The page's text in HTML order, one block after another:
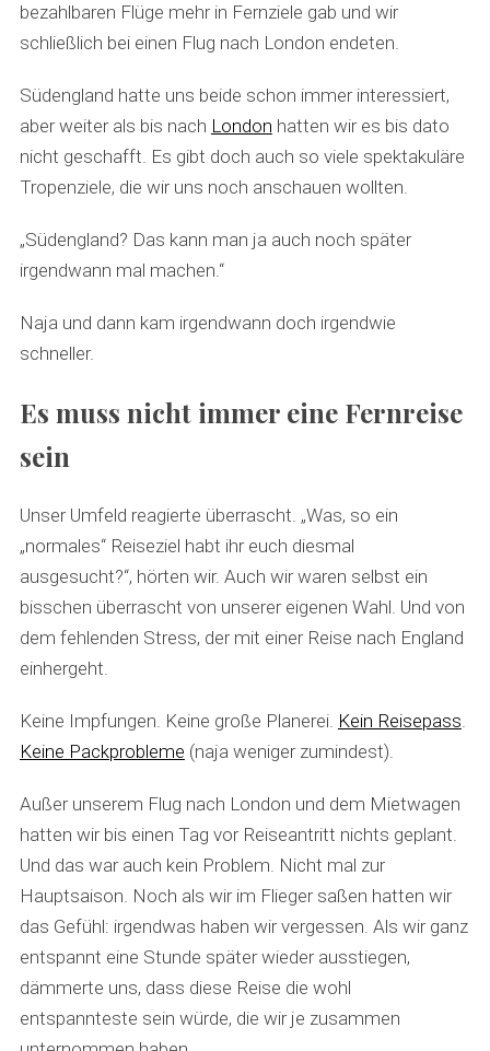
bezahlbaren Flüge mehr in Fernziele gab und wir
schließlich bei einen Flug nach London endeten.
Südengland hatte uns beide schon immer interessiert,
aber weiter als bis nach London hatten wir es bis dato
nicht geschafft. Es gibt doch auch so viele spektakuläre
Tropenziele, die wir uns noch anschauen wollten.
„Südengland? Das kann man ja auch noch später
irgendwann mal machen.“
Naja und dann kam irgendwann doch irgendwie
schneller.
Es muss nicht immer eine Fernreise
sein
Unser Umfeld reagierte überrascht. „Was, so ein
„normales“ Reiseziel habt ihr euch diesmal
ausgesucht?“, hörten wir. Auch wir waren selbst ein
bisschen überrascht von unserer eigenen Wahl. Und von
dem fehlenden Stress, der mit einer Reise nach England
einhergeht.
Keine Impfungen. Keine große Planerei. Kein Reisepass.
Keine Packprobleme (naja weniger zumindest).
Außer unserem Flug nach London und dem Mietwagen
hatten wir bis einen Tag vor Reiseantritt nichts geplant.
Und das war auch kein Problem. Nicht mal zur
Hauptsaison. Noch als wir im Flieger saßen hatten wir
das Gefühl: irgendwas haben wir vergessen. Als wir ganz
entspannt eine Stunde später wieder ausstiegen,
dämmerte uns, dass diese Reise die wohl
entspannteste sein würde, die wir je zusammen